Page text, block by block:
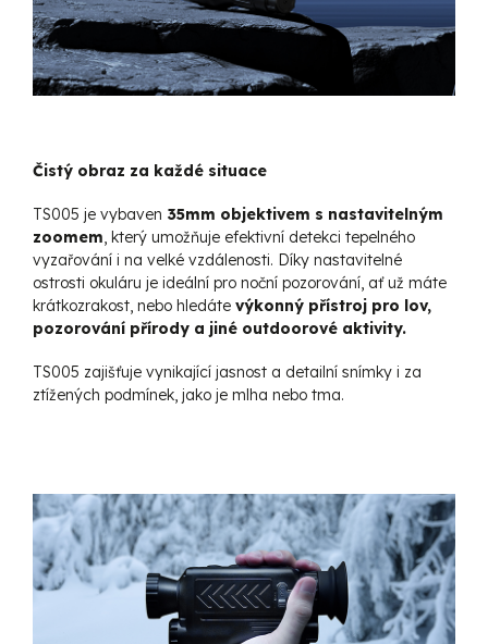
Čistý obraz za každé situace
TS005 je vybaven 35mm objektivem s nastavitelným
zoomem, který umožňuje efektivní detekci tepelného
vyzařování i na velké vzdálenosti. Díky nastavitelné
ostrosti okuláru je ideální pro noční pozorování, ať už máte
krátkozrakost, nebo hledáte výkonný přístroj pro lov,
pozorování přírody a jiné outdoorové aktivity.
TS005 zajišťuje vynikající jasnost a detailní snímky i za
ztížených podmínek, jako je mlha nebo tma.